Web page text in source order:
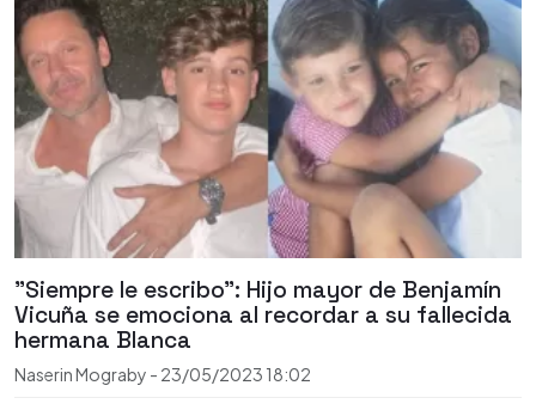
"Siempre le escribo": Hijo mayor de Benjamín
Vicuña se emociona al recordar a su fallecida
hermana Blanca
Naserin Mograby - 23/05/2023 18:02